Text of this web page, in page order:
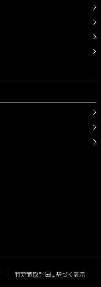
特定商取引法に基づく表示